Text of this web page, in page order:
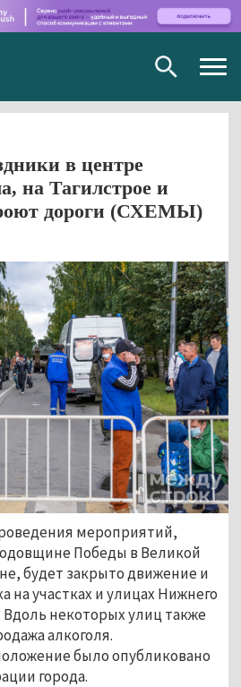
в центре
на Тагилстрое и
дороги (СХЕМЫ)
мероприятий,
Победы в Великой
будет закрыто движение и
на участках и улицах Нижнего
Вдоль некоторых улиц также
алкоголя.
было опубликовано
города.